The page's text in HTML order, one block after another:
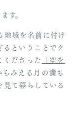
す。
域を名前に付け
ということでク
ださった 「空を
みえる月の満ち
て暮らしている